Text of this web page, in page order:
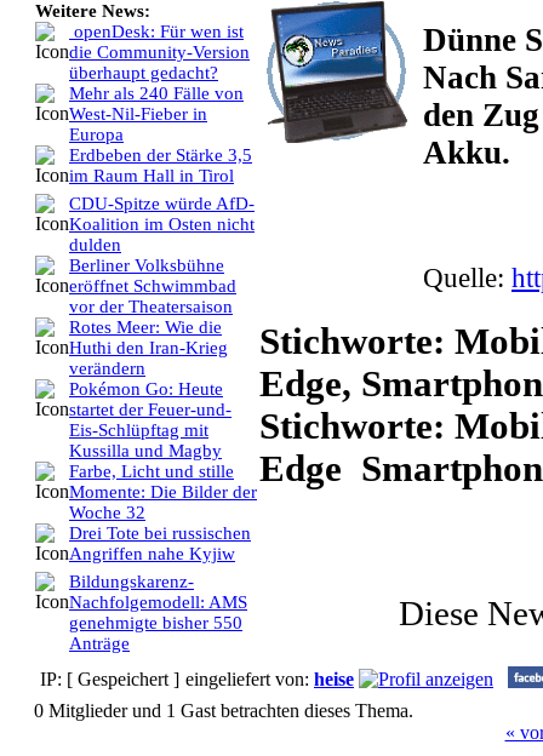
Weitere News:
openDesk: Für wen ist
die Community-Version
überhaupt gedacht?
Mehr als 240 Fälle von
West-Nil-Fieber in
Europa
Erdbeben der Stärke 3,5
im Raum Hall in Tirol
CDU-Spitze würde AfD-
Koalition im Osten nicht
dulden
Berliner Volksbühne
eröffnet Schwimmbad
vor der Theatersaison
Rotes Meer: Wie die
Huthi den Iran-Krieg
verändern
Pokémon Go: Heute
startet der Feuer-und-
Eis-Schlüpftag mit
Kussilla und Magby
Farbe, Licht und stille
Momente: Die Bilder der
Woche 32
Drei Tote bei russischen
Angriffen nahe Kyjiw
Bildungskarenz-
Nachfolgemodell: AMS
genehmigte bisher 550
Anträge
Dünne
Nach
den
Akku.
Quelle:
Stichworte:
Edge,
Stichworte:
Edge
Diese
IP: [ Gespeichert ] eingeliefert von: heise
0 Mitglieder und 1 Gast betrachten dieses Thema.
«